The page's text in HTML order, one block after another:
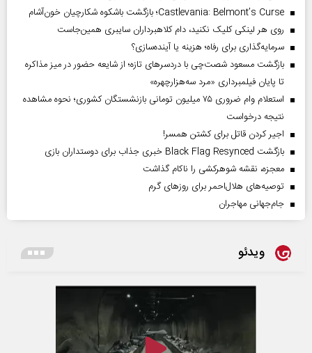
Castlevania: Belmont’s Curse؛ بازگشت باشکوه شکارچیان خون‌آشام
روی هر لینکی کلیک نکنید، دام کلاهبرداران سایبری همین‌جاست
سرمایه‌گذاری برای رفاه؛ هزینه یا آینده‌سازی؟
بازگشت مسعود شصت‌چی با دردسر‌های تازه؛ از شایعه حضور در میز مذاکره
تا پایان فیلمبرداری «مرد سه‌هزارچهره»
استعلام وام ضروری ۷۵ میلیون تومانی بازنشستگان کشوری؛ نحوه مشاهده
نتیجه درخواست
اجیر کردن قاتل برای کشتن همسر!
بازگشت Black Flag Resynced خبری جذاب برای دوستداران بازی
معجزه، نقشه شوهرکشی را ناکام گذاشت
توصیه‌های هلال‌احمر برای روز‌های گرم
جام‌جهانی مهاجران
ویدئو